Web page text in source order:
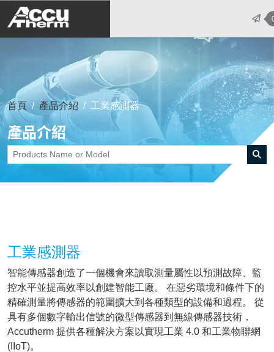
志禾工業股份有限公司 -
首頁 產品介紹 工業感測器
產品介紹
工業感測器
智能傳感器創造了一個機會來讀取測量屬性以預測故障、監
控水平並提高效率以創建智能工廠。 在惡劣環境和條件下的
精確測量將傳感器的範圍擴大到各種類型的設備和過程。 從
具有多個數字輸出信號的微型傳感器到無線傳感器技術，
Accutherm 提供各種解決方案以實現工業 4.0 和工業物聯網
(IIoT)。